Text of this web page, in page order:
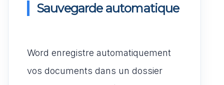
Sauvegarde automatique
Word enregistre automatiquement
vos documents dans un dossier